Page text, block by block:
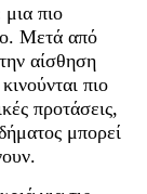
μια πιο
Μετά από
αίσθηση
πιο
προτάσεις,
μπορεί